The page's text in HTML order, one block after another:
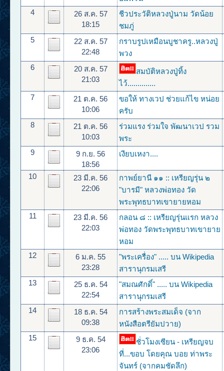
4
26 ส.ค. 57
18:15
ชีวประวัติหลวงปู่นาม วัดน้อย
ชมภู่
5
22 ส.ค. 57
22:48
กราบรูปเหมือนบูชาครู..หลวงปู่
พวง
6
20 ส.ค. 57
21:03
สมบัติหลวงปู่ทิ้ง
ไว้..............
7
21 ต.ค. 56
10:06
ขอให้ ทางเวป ช่วยแก้ไข หน่อย
ครับ
8
21 ต.ค. 56
10:03
ร่วมแรง ร่วมใจ พัฒนาเวป รวม
พระ
9
9 ก.ย. 56
18:56
เงียบเหงา....
10
23 มี.ค. 56
22:06
กาพย์ยานี ๑๑ :: เหรียญรุ่น ๒
"บารมี" หลวงพ่อทอง วัด
พระพุทธบาทเขายายหอม
11
23 มี.ค. 56
22:03
กลอน ๘ :: เหรียญรุ่นแรก หลวง
พ่อทอง วัดพระพุทธบาทเขายาย
หอม
12
6 ม.ค. 55
23:28
"พระเครื่อง" ..... บน Wikipedia
สารานุกรมเสรี
13
25 ธ.ค. 54
22:54
"สมณศักดิ์" ..... บน Wikipedia
สารานุกรมเสรี
14
18 ธ.ค. 54
09:38
การสร้างพระสมเด็จ (จาก
หนังสือตรียัมปวาย)
15
9 ธ.ค. 54
23:06
ชั่วโมงเซียน - เหรียญจบ
ที่...ขอบ โดยคุณ บอย ท่าพระ
จันทร์ (จากคมชัดลึก)